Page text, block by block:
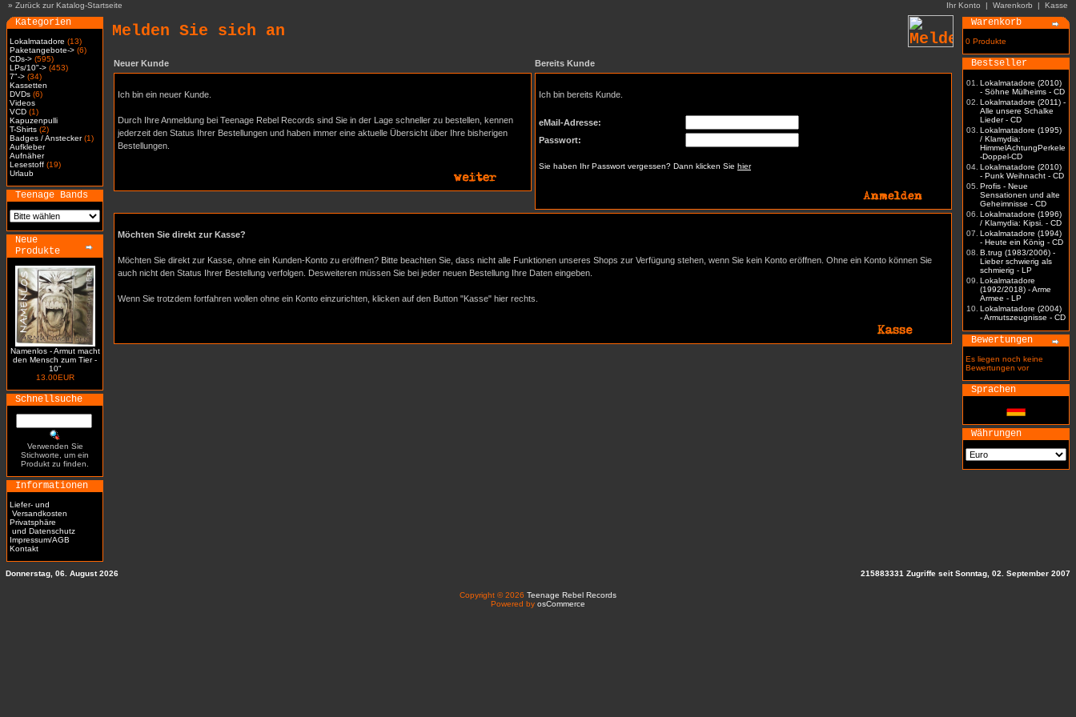
» Zurück zur Katalog-Startseite Ihr Konto | Warenkorb | Kasse
Kategorien
Lokalmatadore (13)
Paketangebote-> (6)
CDs-> (595)
LPs/10"-> (453)
7"-> (34)
Kassetten
DVDs (6)
Videos
VCD (1)
Kapuzenpulli
T-Shirts (2)
Badges / Anstecker(1)
Aufkleber
Aufnäher
Lesestoff (19)
Urlaub
Teenage Bands
Neue
Produkte
Namenlos - Armut macht
den Mensch zum Tier -
10"
13.00EUR
Schnellsuche
Verwenden Sie
Stichworte, um ein
Produkt zu finden.
Informationen
Liefer- und
Versandkosten
Privatsphäre
und Datenschutz
Impressum/AGB
Kontakt
Melden Sie sich an
Neuer Kunde Bereits Kunde
Ich bin ein neuer Kunde.
Durch Ihre Anmeldung bei Teenage Rebel Records sind Sie in der Lage schneller zu bestellen, kennen
jederzeit den Status Ihrer Bestellungen und haben immer eine aktuelle Übersicht über Ihre bisherigen
Bestellungen.
Ich bin bereits Kunde.
eMail-Adresse:
Passwort:
Sie haben Ihr Passwort vergessen? Dann klicken Sie hier
Möchten Sie direkt zur Kasse?
Möchten Sie direkt zur Kasse, ohne ein Kunden-Konto zu eröffnen? Bitte beachten Sie, dass nicht alle Funktionen unseres Shops zur Verfügung stehen, wenn Sie kein Konto eröffnen. Ohne ein Konto können Sie
auch nicht den Status Ihrer Bestellung verfolgen. Desweiteren müssen Sie bei jeder neuen Bestellung Ihre Daten eingeben.
Wenn Sie trotzdem fortfahren wollen ohne ein Konto einzurichten, klicken auf den Button "Kasse" hier rechts.
Warenkorb
0 Produkte
Bestseller
01.
Lokalmatadore (2010)
- Söhne Mülheims - CD
02. Lokalmatadore (2011) -
Alle unsere Schalke
Lieder - CD
03. Lokalmatadore (1995)
/ Klamydia:
HimmelAchtungPerkele
-Doppel-CD
04. Lokalmatadore (2010)
- Punk Weihnacht - CD
05. Profis - Neue
Sensationen und alte
Geheimnisse - CD
06. Lokalmatadore (1996)
/ Klamydia: Kipsi. - CD
07. Lokalmatadore (1994)
- Heute ein König - CD
08. B.trug (1983/2006) -
Lieber schwierig als
schmierig - LP
09. Lokalmatadore
(1992/2018) - Arme
Armee - LP
10. Lokalmatadore (2004)
- Armutszeugnisse - CD
Bewertungen
Es liegen noch keine
Bewertungen vor
Sprachen
Währungen
Donnerstag, 06. August 2026 215883331 Zugriffe seit Sonntag, 02. September 2007
Copyright © 2026 Teenage Rebel Records
Powered by osCommerce